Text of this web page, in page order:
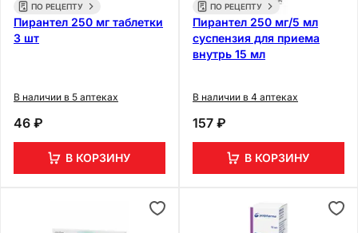
ПО РЕЦЕПТУ
Пирантел 250 мг таблетки
3 шт
В наличии в 5 аптеках
46 ₽
В КОРЗИНУ
ПО РЕЦЕПТУ
Пирантел 250 мг/5 мл
суспензия для приема
внутрь 15 мл
В наличии в 4 аптеках
157 ₽
В КОРЗИНУ